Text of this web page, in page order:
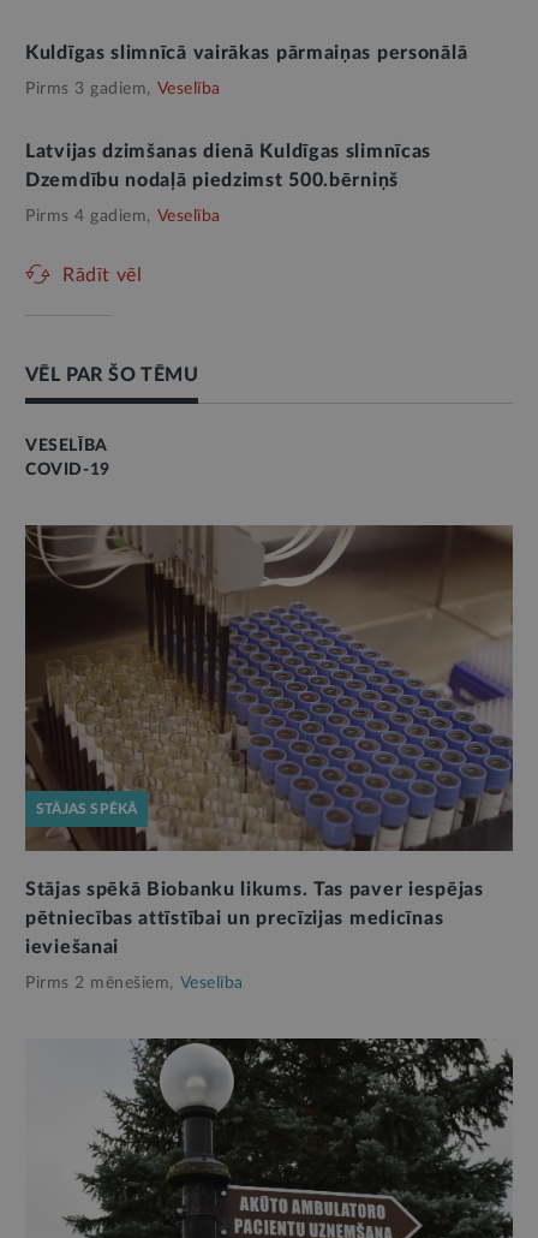
Kuldīgas slimnīcā vairākas pārmaiņas personālā
Pirms 3 gadiem, Veselība
Latvijas dzimšanas dienā Kuldīgas slimnīcas
Dzemdību nodaļā piedzimst 500.bērniņš
Pirms 4 gadiem, Veselība
Rādīt vēl
VĒL PAR ŠO TĒMU
VESELĪBA
COVID-19
STĀJAS SPĒKĀ
Stājas spēkā Biobanku likums. Tas paver iespējas
pētniecības attīstībai un precīzijas medicīnas
ieviešanai
Pirms 2 mēnešiem, Veselība